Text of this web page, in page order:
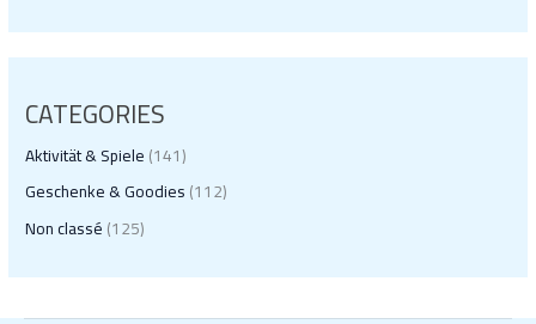
CATEGORIES
Aktivität & Spiele(141)
Geschenke & Goodies(112)
Non classé(125)